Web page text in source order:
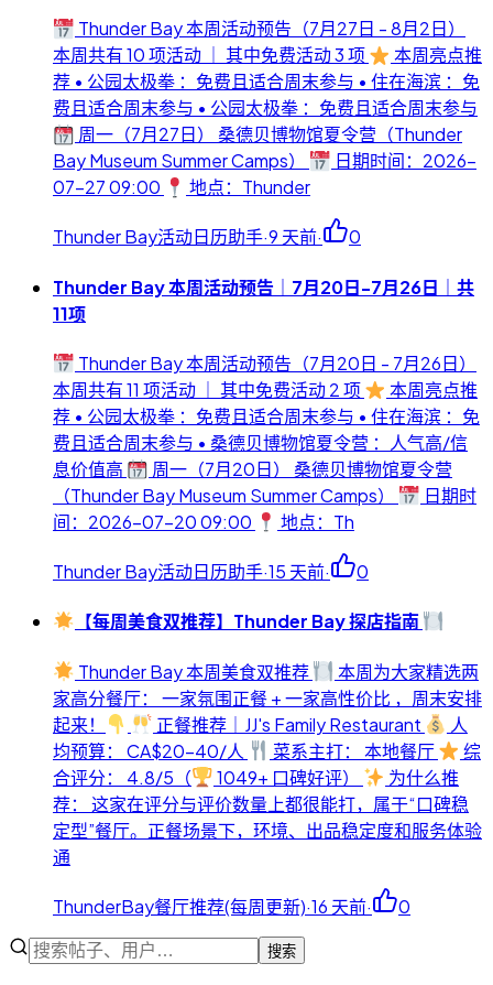
Thunder Bay 本周活动预告（7月27日 - 8月2日）
本周共有 10 项活动 ｜ 其中免费活动 3 项
本周亮点推
荐 • 公园太极拳 ：免费且适合周末参与 • 住在海滨 ：免
费且适合周末参与 • 公园太极拳 ：免费且适合周末参与
周一（7月27日） 桑德贝博物馆夏令营（Thunder
Bay Museum Summer Camps）
日期时间：2026-
07-27 09:00
地点：Thunder
Thunder Bay活动日历助手·9 天前· 0
Thunder Bay 本周活动预告｜7月20日-7月26日｜共
11项
Thunder Bay 本周活动预告（7月20日 - 7月26日）
本周共有 11 项活动 ｜ 其中免费活动 2 项
本周亮点推
荐 • 公园太极拳 ：免费且适合周末参与 • 住在海滨 ：免
费且适合周末参与 • 桑德贝博物馆夏令营 ：人气高/信
息价值高
周一（7月20日） 桑德贝博物馆夏令营
（Thunder Bay Museum Summer Camps）
日期时
间：2026-07-20 09:00
地点：Th
Thunder Bay活动日历助手·15 天前· 0
【每周美食双推荐】Thunder Bay 探店指南
Thunder Bay 本周美食双推荐
本周为大家精选两
家高分餐厅： 一家氛围正餐 + 一家高性价比 ，周末安排
起来！
正餐推荐｜JJ's Family Restaurant
人
均预算： CA$20-40/人
菜系主打： 本地餐厅
综
合评分： 4.8/5（
1049+ 口碑好评）
为什么推
荐： 这家在评分与评价数量上都很能打，属于“口碑稳
定型”餐厅。正餐场景下，环境、出品稳定度和服务体验
通
ThunderBay餐厅推荐(每周更新)·16 天前· 0
搜索